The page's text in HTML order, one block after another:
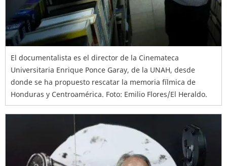
El documentalista es el director de la Cinemateca
Universitaria Enrique Ponce Garay, de la UNAH, desde
donde se ha propuesto rescatar la memoria fílmica de
Honduras y Centroamérica. Foto: Emilio Flores/El Heraldo.